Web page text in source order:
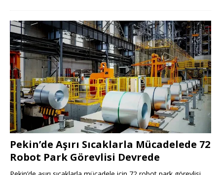
Pekin’de Aşırı Sıcaklarla Mücadelede 72
Robot Park Görevlisi Devrede